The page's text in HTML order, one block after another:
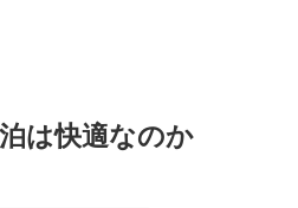
は快適なのか